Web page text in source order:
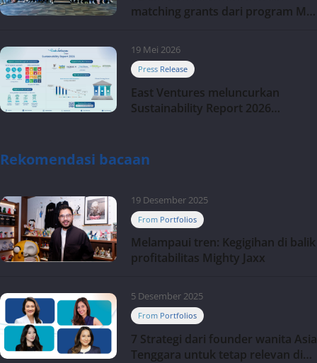
matching grants dari program My
19 Mei 2026
Press Release
East Ventures meluncurkan
Sustainability Report 2026
kedisiplinan”
Rekomendasi bacaan
19 Desember 2025
From Portfolios
Melampaui tren: Kegigihan di balik
profitabilitas Mighty Jaxx
5 Desember 2025
From Portfolios
7 Strategi dari founder wanita Asia
Tenggara untuk tetap relevan di